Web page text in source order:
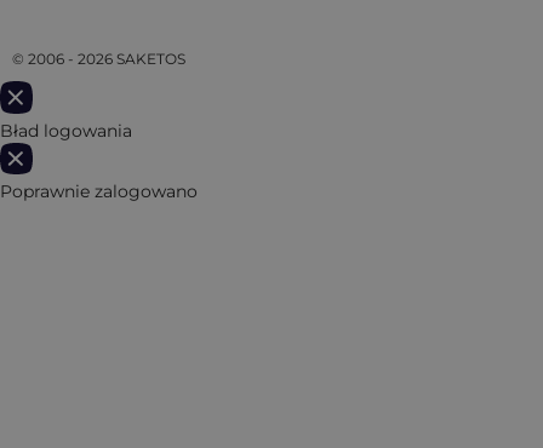
© 2006 - 2026 SAKETOS
Bład logowania
Poprawnie zalogowano